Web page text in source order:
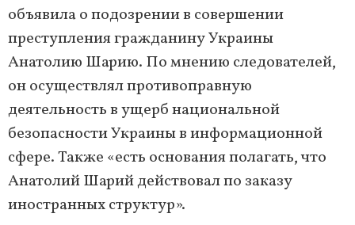
объявила о подозрении в совершении
преступления гражданину Украины
Анатолию Шарию. По мнению следователей,
он осуществлял противоправную
деятельность в ущерб национальной
безопасности Украины в информационной
сфере. Также «есть основания полагать, что
Анатолий Шарий действовал по заказу
иностранных структур».